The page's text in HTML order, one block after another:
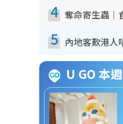
4
5
U GO 本